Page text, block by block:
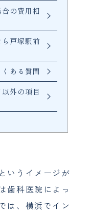
の費用相
戸塚駅前
ある質問
外の項目
いうイメージが
歯科医院によっ
は、横浜でイン